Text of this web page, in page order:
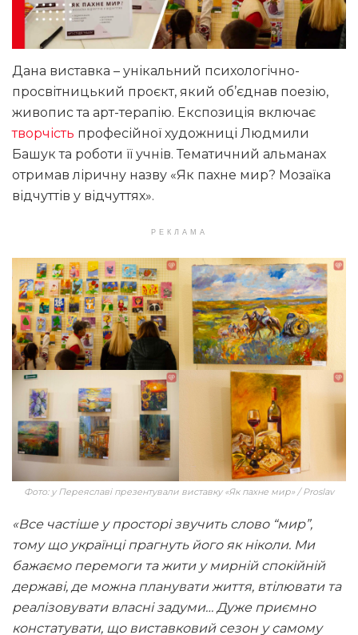
Дана виставка – унікальний психологічно-
просвітницький проєкт, який об’єднав поезію,
живопис та арт-терапію. Експозиція включає
творчість професійної художниці Людмили
Башук та роботи її учнів. Тематичний альманах
отримав ліричну назву «Як пахне мир? Мозаїка
відчуттів у відчуттях».
РЕКЛАМА
Фото: у Переяславі презентували виставку «Як пахне мир» / Proslav
«Все частіше у просторі звучить слово “мир”,
тому що українці прагнуть його як ніколи. Ми
бажаємо перемоги та жити у мирній спокійній
державі, де можна планувати життя, втілювати та
реалізовувати власні задуми… Дуже приємно
констатувати, що виставковий сезон у самому